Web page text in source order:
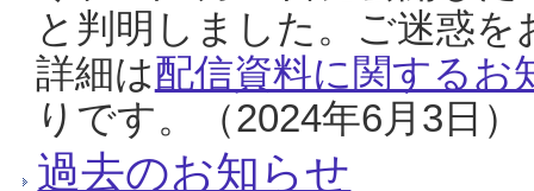
と判明しました。ご迷惑
詳細は配信資料に関するお
りです。（2024年6月3日）
過去のお知らせ